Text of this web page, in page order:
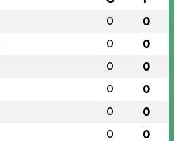
0 0
0 0
0 0
0 0
0 0
0 0